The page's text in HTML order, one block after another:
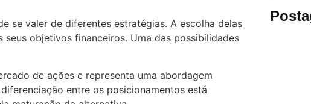
se valer de diferentes estratégias. A escolha delas
objetivos financeiros. Uma das possibilidades
de ações e representa uma abordagem
entre os posicionamentos está